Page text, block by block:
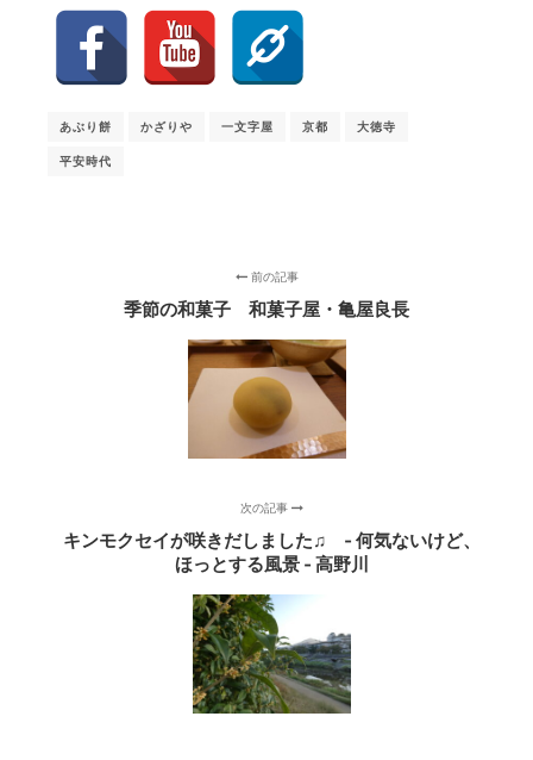
あぶり餅 かざりや 一文字屋 京都 大徳寺
平安時代
前の記事
季節の和菓子 和菓子屋・亀屋良長
次の記事
キンモクセイが咲きだしました♫ ‐ 何気ないけど、
ほっとする風景 ‐ 高野川